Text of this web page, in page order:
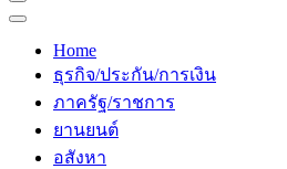
Home
ธุรกิจ/ประกัน/การเงิน
ภาครัฐ/ราชการ
ยานยนต์
อสังหา